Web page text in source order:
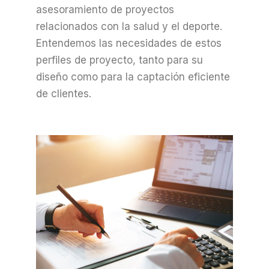
asesoramiento de proyectos
relacionados con la salud y el deporte.
Entendemos las necesidades de estos
perfiles de proyecto, tanto para su
diseño como para la captación eficiente
de clientes.